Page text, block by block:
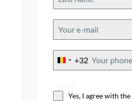
Belgium
+32
Yes, I agree with the